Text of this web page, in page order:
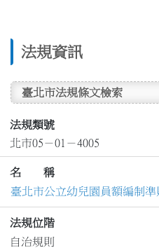
法規資訊
臺北市法規條文檢索
法規類號
北市05－01－4005
名 稱
臺北市公立幼兒園員額編制準
法規位階
自治規則